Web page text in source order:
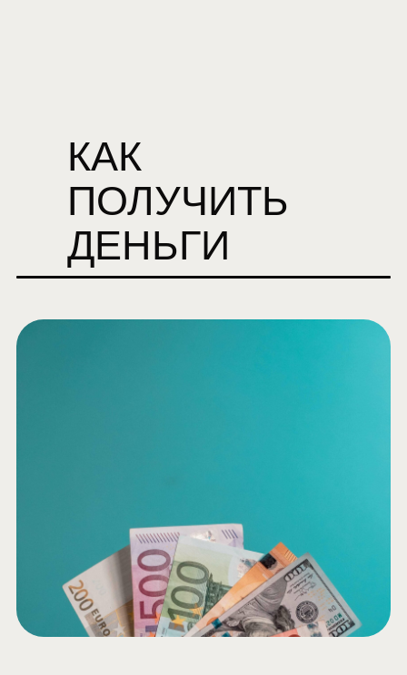
КАК
ПОЛУЧИТЬ
ДЕНЬГИ